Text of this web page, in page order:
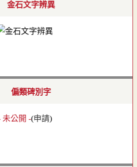
金石文字辨異
偏類碑別字
未公開 -(申請)